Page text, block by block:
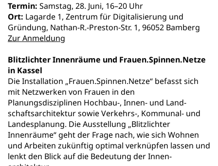
Termin: Samstag, 28. Juni, 16–20 Uhr
Ort: Lagarde 1, Zentrum für Digitalisierung und
Gründung, Nathan-R.-Preston-Str. 1, 96052 Bamberg
Zur Anmeldung
Blitzlichter Innenräume und Frauen.Spinnen.Netze
in Kassel
Die Installation „Frauen.Spinnen.Netze“ befasst sich
mit Netzwerken von Frauen in den
Planungsdisziplinen Hochbau-, Innen- und Land­
schafts­architektur sowie Verkehrs-, Kommunal- und
Landes­planung. Die Ausstellung „Blitzlichter
Innenräume“ geht der Frage nach, wie sich Wohnen
und Arbeiten zukünftig optimal verknüpfen lassen und
lenkt den Blick auf die Be­deutung der Innen­